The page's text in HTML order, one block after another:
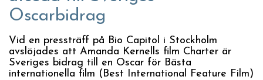
Oscarbidrag
Vid en pressträff på Bio Capitol i Stockholm
avslöjades att Amanda Kernells film Charter är
Sveriges bidrag till en Oscar för Bästa
internationella film (Best International Feature Film)